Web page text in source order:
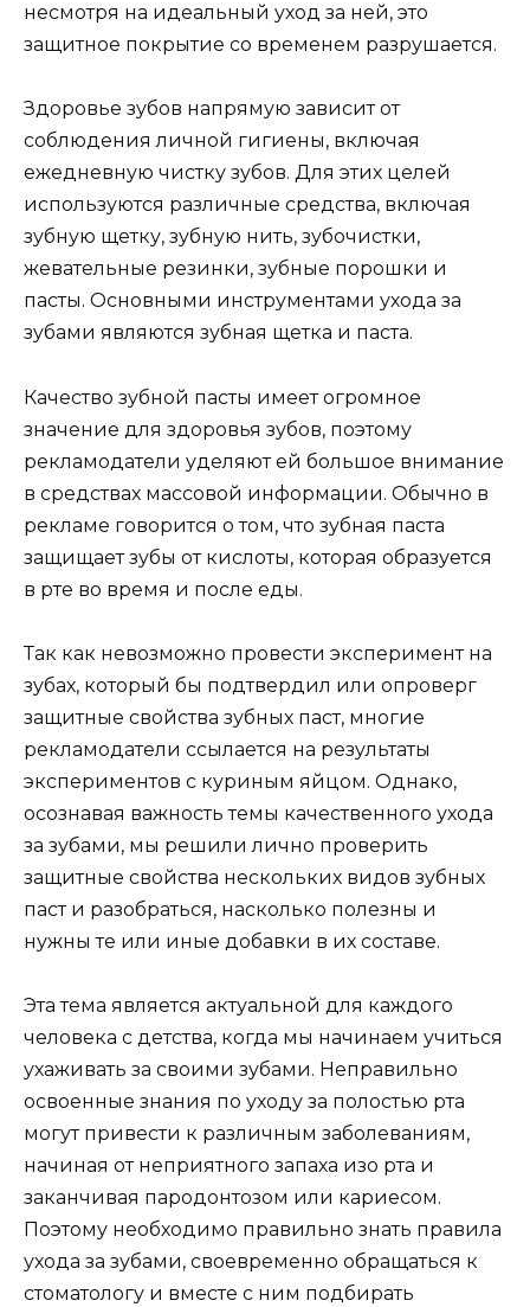
несмотря на идеальный уход за ней, это
защитное покрытие со временем разрушается.
Здоровье зубов напрямую зависит от
соблюдения личной гигиены, включая
ежедневную чистку зубов. Для этих целей
используются различные средства, включая
зубную щетку, зубную нить, зубочистки,
жевательные резинки, зубные порошки и
пасты. Основными инструментами ухода за
зубами являются зубная щетка и паста.
Качество зубной пасты имеет огромное
значение для здоровья зубов, поэтому
рекламодатели уделяют ей большое внимание
в средствах массовой информации. Обычно в
рекламе говорится о том, что зубная паста
защищает зубы от кислоты, которая образуется
в рте во время и после еды.
Так как невозможно провести эксперимент на
зубах, который бы подтвердил или опроверг
защитные свойства зубных паст, многие
рекламодатели ссылается на результаты
экспериментов с куриным яйцом. Однако,
осознавая важность темы качественного ухода
за зубами, мы решили лично проверить
защитные свойства нескольких видов зубных
паст и разобраться, насколько полезны и
нужны те или иные добавки в их составе.
Эта тема является актуальной для каждого
человека с детства, когда мы начинаем учиться
ухаживать за своими зубами. Неправильно
освоенные знания по уходу за полостью рта
могут привести к различным заболеваниям,
начиная от неприятного запаха изо рта и
заканчивая пародонтозом или кариесом.
Поэтому необходимо правильно знать правила
ухода за зубами, своевременно обращаться к
стоматологу и вместе с ним подбирать